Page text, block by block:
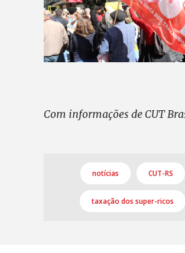
Com informações de CUT
notícias CUT-RS
taxação dos super-ricos